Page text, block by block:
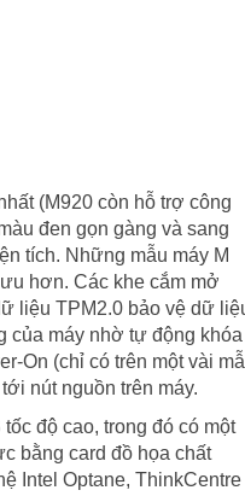
(M920 còn hỗ trợ công
đen gọn gàng và sang
tích. Những mẫu máy M
hơn. Các khe cắm mở
liệu TPM2.0 bảo vệ dữ
của máy nhờ tự động khóa
On (chỉ có trên một vài
nút nguồn trên máy.
độ cao, trong đó có một
bằng card đồ họa chất
Intel Optane, ThinkCentre